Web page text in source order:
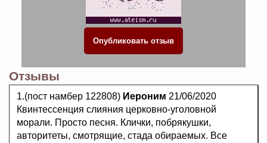
Отзывы
1.(пост намбер 122808) Иероним 21/06/2020
Квинтессенция слияния церковно-уголовной
морали. Просто песня. Клички, побрякушки,
авторитеты, смотрящие, стада обираемых. Все